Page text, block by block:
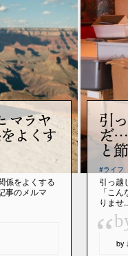
マラヤ
よくす
係をよくする
事のメルマ
引
だ…
と
#ライフ
引っ越
「こ
りませ
“ by